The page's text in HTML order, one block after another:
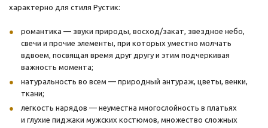
характерно для стиля Рустик:
романтика — звуки природы, восход/закат, звездное небо,
свечи и прочие элементы, при которых уместно молчать
вдвоем, посвящая время друг другу и этим подчеркивая
важность момента;
натуральность во всем — природный антураж, цветы, венки,
ткани;
легкость нарядов — неуместна многослойность в платьях
и глухие пиджаки мужских костюмов, множество сложных